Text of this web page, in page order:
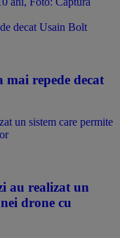
decat Usain Bolt
repede decat
un sistem care permite
au realizat un
drone cu